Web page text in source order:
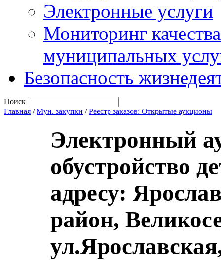
Электронные услуги
Мониторинг
муниципальных
Безопасность
Поиск
Главная /Мун. закупки /Реестр заказов: Открытые аукционы
Электронный
обустройство
адресу:
район,